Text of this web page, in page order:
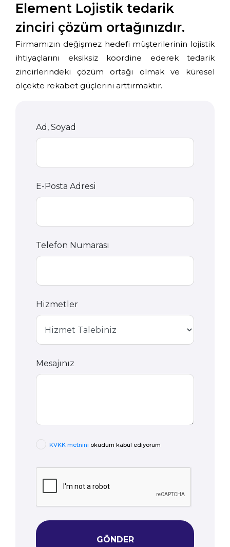
Element Lojistik tedarik
zinciri çözüm ortağınızdır.
Firmamızın değişmez hedefi müşterilerinin lojistik
ihtiyaçlarını eksiksiz koordine ederek tedarik
zincirlerindeki çözüm ortağı olmak ve küresel
ölçekte rekabet güçlerini arttırmaktır.
Ad, Soyad
E-Posta Adresi
Telefon Numarası
Hizmetler
Mesajınız
KVKK metnini okudum kabul ediyorum